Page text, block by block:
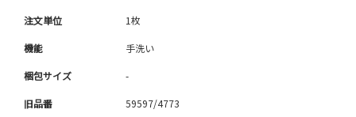
注文単位 1枚
機能 手洗い
梱包サイズ -
旧品番 59597/4773